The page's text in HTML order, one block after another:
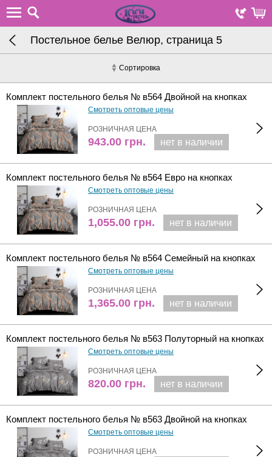
Постельное белье Велюр, страница 5
Сортировка
Комплект постельного белья № в564 Двойной на кнопках
Смотреть оптовые цены
РОЗНИЧНАЯ ЦЕНА
943.00 грн. нет в наличии
Комплект постельного белья № в564 Евро на кнопках
Смотреть оптовые цены
РОЗНИЧНАЯ ЦЕНА
1,055.00 грн. нет в наличии
Комплект постельного белья № в564 Семейный на кнопках
Смотреть оптовые цены
РОЗНИЧНАЯ ЦЕНА
1,365.00 грн. нет в наличии
Комплект постельного белья № в563 Полуторный на кнопках
Смотреть оптовые цены
РОЗНИЧНАЯ ЦЕНА
820.00 грн. нет в наличии
Комплект постельного белья № в563 Двойной на кнопках
Смотреть оптовые цены
РОЗНИЧНАЯ ЦЕНА